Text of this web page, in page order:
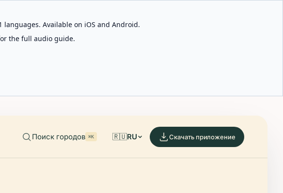
Available on iOS and Android.
the full audio guide.
Поиск городов ⌘K 🇷🇺RU Скачать приложение